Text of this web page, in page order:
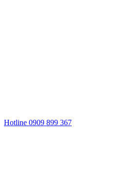
Hotline 0909 899 367